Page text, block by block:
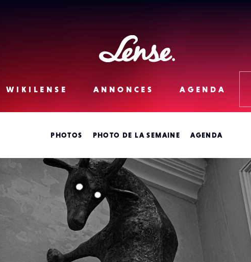
Lense
WIKILENSE ANNONCES AGENDA
PHOTOS PHOTO DE LA SEMAINE AGENDA